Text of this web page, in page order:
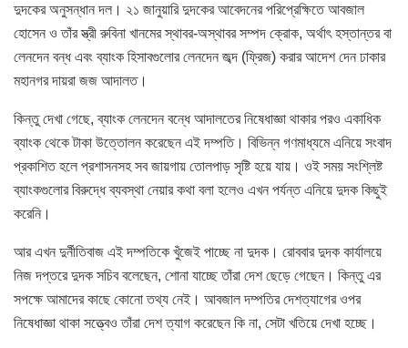
দুদকের অনুসন্ধান দল। ২১ জানুয়ারি দুদকের আবেদনের পরিপ্রেক্ষিতে আবজাল
হোসেন ও তাঁর স্ত্রী রুবিনা খানমের স্থাবর-অস্থাবর সম্পদ ক্রোক, অর্থাৎ হস্তান্তর বা
লেনদেন বন্ধ এবং ব্যাংক হিসাবগুলোর লেনদেন জব্দ (ফ্রিজ) করার আদেশ দেন ঢাকার
মহানগর দায়রা জজ আদালত।
কিন্তু দেখা গেছে, ব্যাংক লেনদেন বন্ধে আদালতের নিষেধাজ্ঞা থাকার পরও একাধিক
ব্যাংক থেকে টাকা উত্তোলন করেছেন এই দম্পতি। বিভিন্ন গণমাধ্যমে এনিয়ে সংবাদ
প্রকাশিত হলে প্রশাসনসহ সব জায়গায় তোলপাড় সৃষ্টি হয়ে যায়। ওই সময় সংশ্লিষ্ট
ব্যাংকগুলোর বিরুদ্ধে ব্যবস্থা নেয়ার কথা বলা হলেও এখন পর্যন্ত এনিয়ে দুদক কিছুই
করেনি।
আর এখন দুর্নীতিবাজ এই দম্পতিকে খুঁজেই পাচ্ছে না দুদক। রোববার দুদক কার্যালয়ে
নিজ দপ্তরে দুদক সচিব বলেছেন, শোনা যাচ্ছে তাঁরা দেশ ছেড়ে গেছেন। কিন্তু এর
সপক্ষে আমাদের কাছে কোনো তথ্য নেই। আবজাল দম্পতির দেশত্যাগের ওপর
নিষেধাজ্ঞা থাকা সত্ত্বেও তাঁরা দেশ ত্যাগ করেছেন কি না, সেটা খতিয়ে দেখা হচ্ছে।